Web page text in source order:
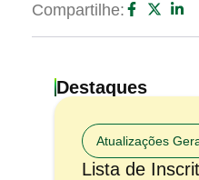
Compartilhe:
Destaques
Atualizações
Lista de